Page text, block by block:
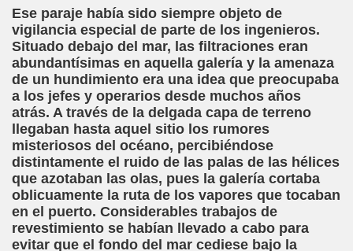
Ese paraje había sido siempre objeto de
vigilancia especial de parte de los ingenieros.
Situado debajo del mar, las filtraciones eran
abundantísimas en aquella galería y la amenaza
de un hundimiento era una idea que preocupaba
a los jefes y operarios desde muchos años
atrás. A través de la delgada capa de terreno
llegaban hasta aquel sitio los rumores
misteriosos del océano, percibiéndose
distintamente el ruido de las palas de las hélices
que azotaban las olas, pues la galería cortaba
oblicuamente la ruta de los vapores que tocaban
en el puerto. Considerables trabajos de
revestimiento se habían llevado a cabo para
evitar que el fondo del mar cediese bajo la
Wells)
de Ciego (Camilo José Cela)
(Sergio Farràs)
Roig)
Acunar un Sueño roto (F. Javier Bernal García)